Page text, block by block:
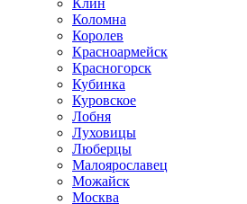
Клин
Коломна
Королев
Красноармейск
Красногорск
Кубинка
Куровское
Лобня
Луховицы
Люберцы
Малоярославец
Можайск
Москва